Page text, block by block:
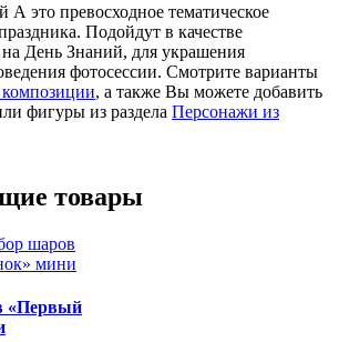
А это превосходное тематическое
Подойдут в качестве
День Знаний, для украшения
фотосессии. Смотрите варианты
, а также Вы можете добавить
фигуры из раздела Персонажи из
товары
«Первый